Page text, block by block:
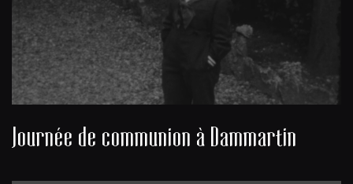
Journée de communion à Dammartin